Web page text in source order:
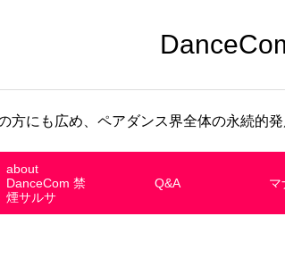
方にも広め、ペアダンス界全体の永続的
about
DanceCom 禁
煙サルサ
Q&A マ